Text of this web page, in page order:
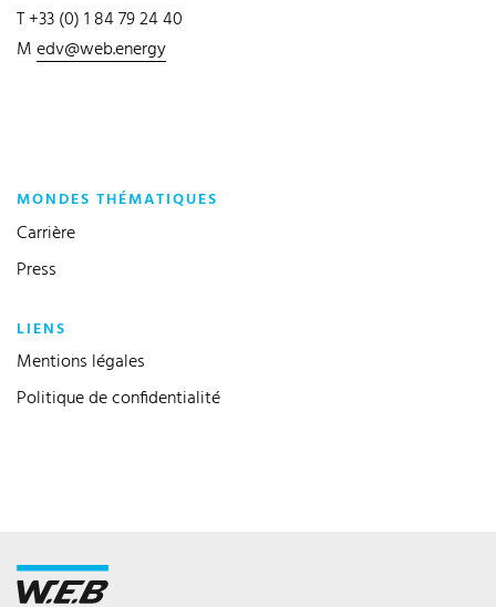
T +33 (0) 1 84 79 24 40
Medv@web.energy
MONDES THÉMATIQUES
Carrière
Press
LIENS
Mentions légales
Politique de confidentialité